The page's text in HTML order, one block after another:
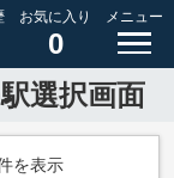
お気に入り
0
メニュー
選択画面
を表示